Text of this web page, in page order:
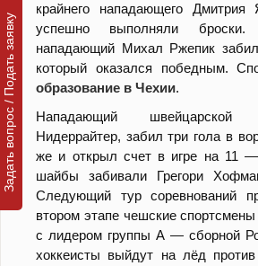
крайнего нападающего Дмитрия
успешно выполняли
нападающий Михал Ржепик
который оказался победным.
образование в Чехии.
Нападающий
Нидеррайтер, забил три гола в
же и открыл счет в игре на 11
шайбы забивали Грегори
Следующий тур соревнований
втором этапе чешские
с лидером группы А — сборной
хоккеисты выйдут на лёд
Задать вопрос / Подать заявку